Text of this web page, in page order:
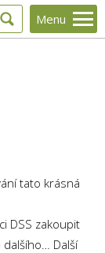
Menu
tato krásná
DSS zakoupit
Další